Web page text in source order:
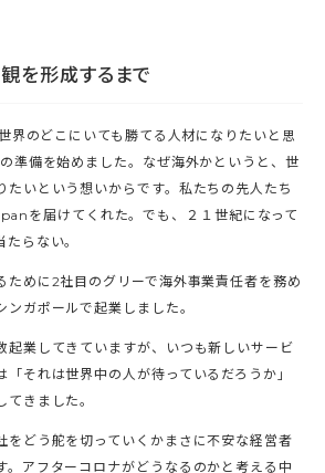
を形成するまで
界のどこにいても勝てる人材になりたいと思
準備を始めました。なぜ海外かというと、世
たいという想いからです。私たちの先人たち
を届けてくれた。でも、２１世紀になって
らない。
ために2社目のグリーで海外事業責任者を務め
ガポールで起業しました。
起業してきていますが、いつも新しいサービ
それは世界中の人が待っているだろうか」
きました。
をどう舵を切っていくかまさに不安な経営者
。アフターコロナがどうなるのかと考える中